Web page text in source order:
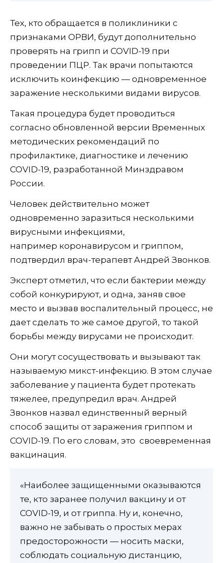
Тех, кто обращается в поликлиники с
признаками ОРВИ, будут дополнительно
проверять на грипп и COVID-19 при
проведении ПЦР. Так врачи попытаются
исключить коинфекцию — одновременное
заражение несколькими видами вирусов.
Такая процедура будет проводиться
согласно обновленной версии Временных
методических рекомендаций по
профилактике, диагностике и лечению
COVID-19, разработанной Минздравом
России.
Человек действительно может
одновременно заразиться несколькими
вирусными инфекциями,
например коронавирусом и гриппом,
подтвердил врач-терапевт Андрей Звонков.
Эксперт отметил, что если бактерии между
собой конкурируют, и одна, заняв свое
место и вызвав воспалительный процесс, не
дает сделать то же самое другой, то такой
борьбы между вирусами не происходит.
Они могут сосуществовать и вызывают так
называемую микст-инфекцию. В этом случае
заболевание у пациента будет протекать
тяжелее, предупредил врач. Андрей
Звонков назвал единственный верный
способ защиты от заражения гриппом и
COVID-19. По его словам, это своевременная
вакцинация.
«Наиболее защищенными оказываются
те, кто заранее получил вакцину и от
COVID-19, и от гриппа. Ну и, конечно,
важно не забывать о простых мерах
предосторожности — носить маски,
соблюдать социальную дистанцию,